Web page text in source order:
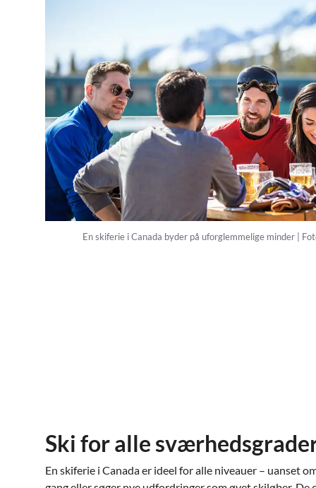
En skiferie i Canada byder på uforglemmelige minder |
Ski for alle
En skiferie i Canada er ideel for alle niveauer – uanset